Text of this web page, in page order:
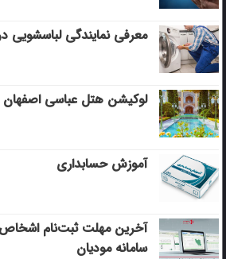
معرفی نمایندگی لباسشویی
لوکیشن هتل عباسی اصفهان
آموزش حسابداری
آخرین مهلت ثبت‌نام
سامانه مودیان